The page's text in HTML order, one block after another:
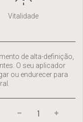
Vitalidade
de alta-definição,
O seu aplicador
ou endurecer para